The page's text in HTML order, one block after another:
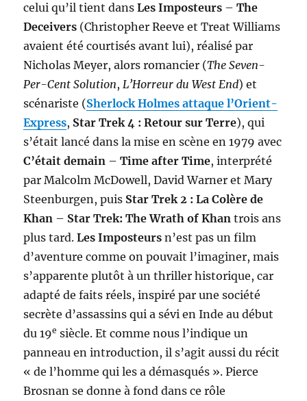
celui qu’il tient dansLes Imposteurs –The
Deceivers (Christopher Reeve et Treat Williams
avaient été courtisés avant lui), réalisé par
Nicholas Meyer, alors romancier (The Seven-
Per-Cent Solution, L’Horreur du West End) et
scénariste (Sherlock Holmes attaque l’Orient-
Express, Star Trek 4 : Retour sur Terre), qui
s’était lancé dans la mise en scène en 1979 avec
C’était demain –Time after Time, interprété
par Malcolm McDowell, David Warner et Mary
Steenburgen, puis Star Trek 2 : La Colère de
Khan – Star Trek: The Wrath of Khan trois ans
plus tard.Les Imposteurs n’est pas un film
d’aventure comme on pouvait l’imaginer, mais
s’apparente plutôt à un thriller historique, car
adapté de faits réels, inspiré par une société
secrète d’assassins qui a sévi en Inde au début
du 19e siècle. Et comme nous l’indique un
panneau en introduction, il s’agit aussi du récit
« de l’homme qui les a démasqués ». Pierce
Brosnan se donne à fond dans ce rôle